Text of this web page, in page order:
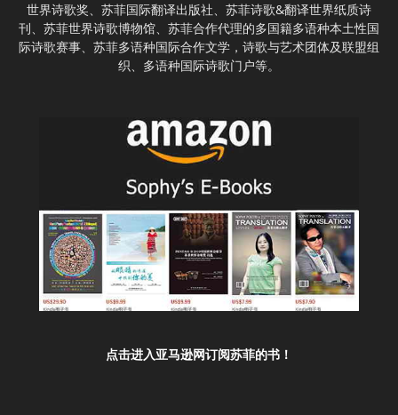
世界诗歌奖、苏菲国际翻译出版社、苏菲诗歌&翻译世界纸质诗
刊、苏菲世界诗歌博物馆、苏菲合作代理的多国籍多语种本土性国
际诗歌赛事、苏菲多语种国际合作文学，诗歌与艺术团体及联盟组
织、多语种国际诗歌门户等。
点击进入亚马逊网订阅苏菲的书！